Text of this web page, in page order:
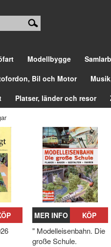
Modellbygge
Bil och Motor
Platser, länder och resor
MER INFO KÖP
" Modelleisenbahn. Die
große Schule.